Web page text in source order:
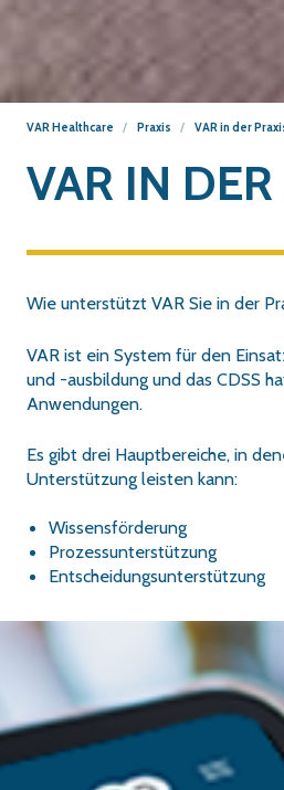
VAR Healthcare Praxis VAR in der
VAR IN
Wie unterstützt VAR Sie in der
VAR ist ein System für den
und -ausbildung und das CDSS
Anwendungen.
Es gibt drei Hauptbereiche, in
Unterstützung leisten kann:
Wissensförderung
Prozessunterstützung
Entscheidungsunterstützung